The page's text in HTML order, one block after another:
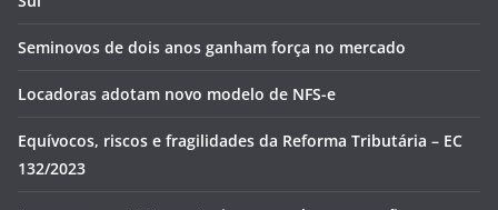
Seminovos de dois anos ganham força no mercado
Locadoras adotam novo modelo de NFS-e
Equívocos, riscos e fragilidades da Reforma Tributária – EC
132/2023